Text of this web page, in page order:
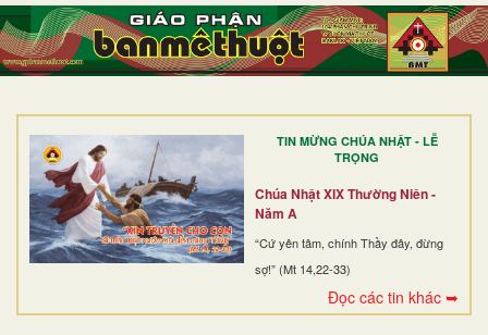
TIN MỪNG CHÚA NHẬT - LỄ
TRỌNG
Chúa Nhật XIX Thường Niên -
Năm A
“Cứ yên tâm, chính Thầy đây, đừng
sợ!” (Mt 14,22-33)
Đọc các tin khác ➥
TRANG NHẤT
GIỚI THIỆU
DÒNG TU
BAN MỤC VỤ
ĐOÀN THỂ CG
ĐIỂM HÀNH HƯƠNG